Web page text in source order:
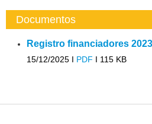
Documentos
Registro financiadores
15/12/2025 I PDF I 115 KB